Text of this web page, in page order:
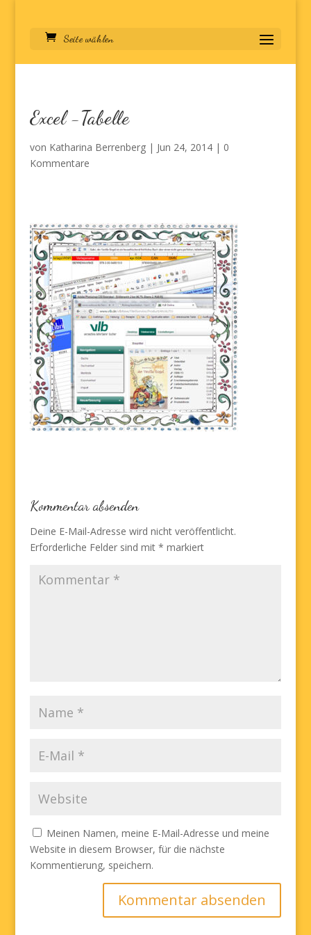
Seite wählen
Excel -Tabelle
von Katharina Berrenberg| Jun 24, 2014| 0
Kommentare
Kommentar absenden
Deine E-Mail-Adresse wird nicht veröffentlicht.
Erforderliche Felder sind mit * markiert
Meinen Namen, meine E-Mail-Adresse und meine
Website in diesem Browser, für die nächste
Kommentierung, speichern.